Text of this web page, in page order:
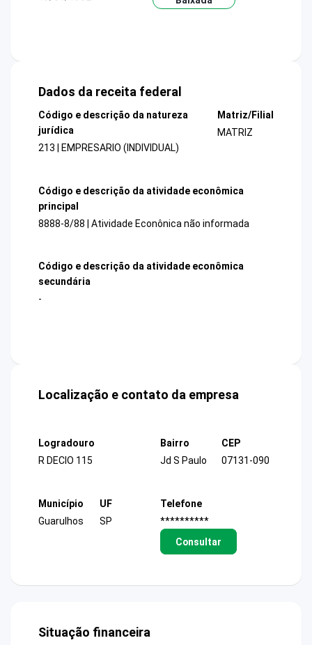
Dados da receita federal
Código e descrição da natureza
jurídica
213 | EMPRESARIO (INDIVIDUAL)
Matriz/Filial
MATRIZ
Código e descrição da atividade econômica
principal
8888-8/88 | Atividade Econônica não informada
Código e descrição da atividade econômica
secundária
-
Localização e contato da empresa
Logradouro
R DECIO 115
Bairro
Jd S Paulo
CEP
07131-090
Município
Guarulhos
UF
SP
Telefone
**********
Consultar
Situação financeira